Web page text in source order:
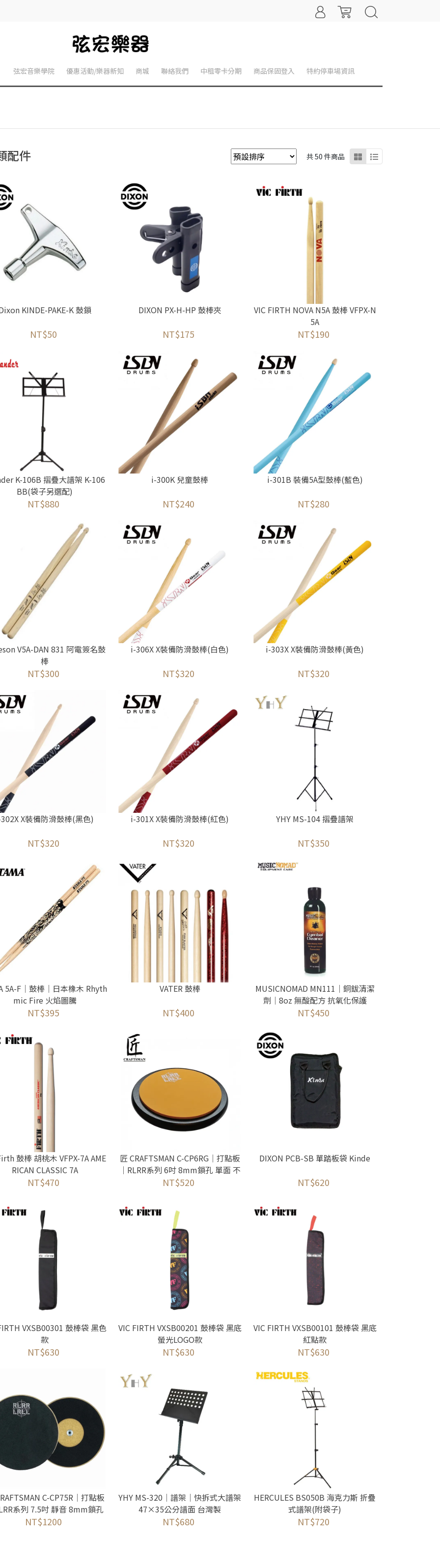
弦宏音樂學院 優惠活動/樂器新知 商城 聯絡我們 中租零卡分期 商品保固登入 特約停車場資訊
配件 共 50 件商品
KINDE-PAKE-K 鼓鎖
NT$50
DIXON PX-H-HP 鼓棒夾
NT$175
VIC FIRTH NOVA N5A 鼓棒 VFPX-N
5A
NT$190
K-106B 摺疊大譜架 K-106
BB(袋子另選配)
NT$880
i-300K 兒童鼓棒
NT$240
i-301B 裝備5A型鼓棒(藍色)
NT$280
V5A-DAN 831 阿電簽名鼓
棒
NT$300
i-306X X裝備防滑鼓棒(白色)
NT$320
i-303X X裝備防滑鼓棒(黃色)
NT$320
X裝備防滑鼓棒(黑色)
NT$320
i-301X X裝備防滑鼓棒(紅色)
NT$320
YHY MS-104 摺疊譜架
NT$350
5A-F｜鼓棒｜日本橡木 Rhyth
mic Fire 火焰圖騰
NT$395
VATER 鼓棒
NT$400
MUSICNOMAD MN111｜銅鈸清潔
劑｜8oz 無酸配方 抗氧化保護
NT$450
鼓棒 胡桃木 VFPX-7A AME
RICAN CLASSIC 7A
NT$470
匠 CRAFTSMAN C-CP6RG｜打點板
｜RLRR系列 6吋 8mm鎖孔 單面 不
含架
NT$520
DIXON PCB-SB 單踏板袋 Kinde
NT$620
VXSB00301 鼓棒袋 黑色
款
NT$630
VIC FIRTH VXSB00201 鼓棒袋 黑底
螢光LOGO款
NT$630
VIC FIRTH VXSB00101 鼓棒袋 黑底
紅點款
NT$630
C-CP75R｜打點板
系列 7.5吋 靜音 8mm鎖孔
不含架
NT$1200
YHY MS-320｜譜架｜快拆式大譜架
47×35公分譜面 台灣製
NT$680
HERCULES BS050B 海克力斯 折疊
式譜架(附袋子)
NT$720